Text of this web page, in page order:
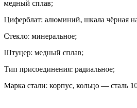
медный сплав;
Циферблат: алюминий, шкала чёрная
Стекло: минеральное;
Штуцер: медный сплав;
Тип присоединения: радиальное;
Марка стали: корпус, кольцо — сталь